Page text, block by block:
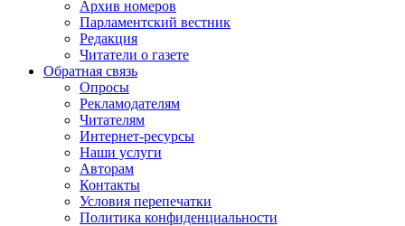
Архив номеров
Парламентский вестник
Редакция
Читатели о газете
Обратная связь
Опросы
Рекламодателям
Читателям
Интернет-ресурсы
Наши услуги
Авторам
Контакты
Условия перепечатки
Политика конфиденциальности